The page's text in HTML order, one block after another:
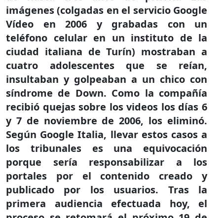
imágenes (colgadas en el servicio Google
Vídeo en 2006 y grabadas con un
teléfono celular en un instituto de la
ciudad italiana de Turín) mostraban a
cuatro adolescentes que se reían,
insultaban y golpeaban a un chico con
síndrome de Down. Como la compañía
recibió quejas sobre los videos los días 6
y 7 de noviembre de 2006, los eliminó.
Según Google Italia, llevar estos casos a
los tribunales es una equivocación
porque sería responsabilizar a los
portales por el contenido creado y
publicado por los usuarios. Tras la
primera audiencia efectuada hoy, el